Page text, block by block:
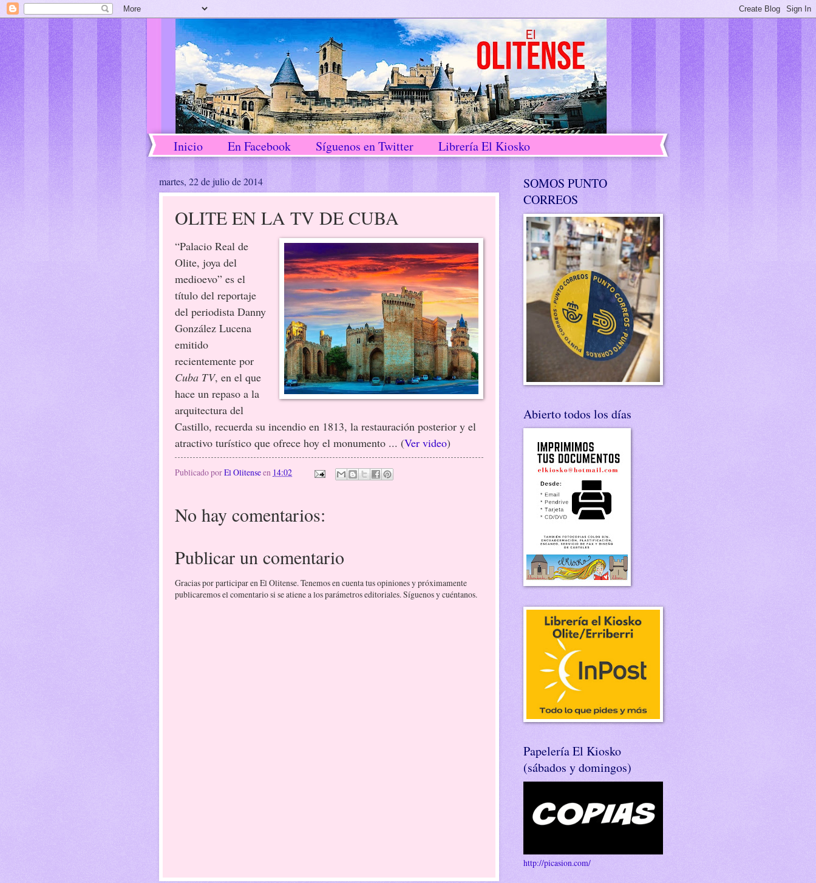
Inicio En Facebook Síguenos en Twitter Librería El Kiosko
martes, 22 de julio de 2014
OLITE EN LA TV DE CUBA
“Palacio Real de
Olite, joya del
medioevo” es el
título del reportaje
del periodista Danny
González Lucena
emitido
recientemente por
Cuba TV, en el que
hace un repaso a la
arquitectura del
Castillo, recuerda su incendio en 1813, la restauración posterior y el
atractivo turístico que ofrece hoy el monumento ... (Ver video)
Publicado porEl Olitenseen 14:02
No hay comentarios:
Publicar un comentario
Gracias por participar en El Olitense. Tenemos en cuenta tus opiniones y próximamente
publicaremos el comentario si se atiene a los parámetros editoriales. Síguenos y cuéntanos.
SOMOS PUNTO
CORREOS
Abierto todos los días
Papelería El Kiosko
(sábados y domingos)
http://picasion.com/